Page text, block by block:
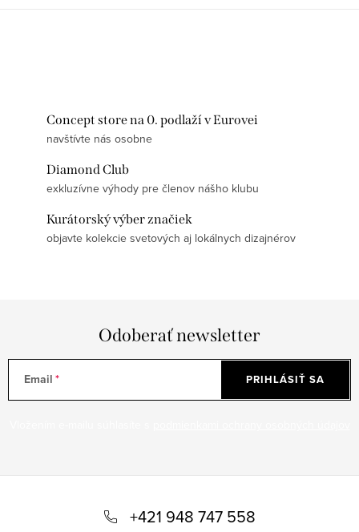
Concept store na 0. podlaží v Eurovei
navštívte nás osobne
Diamond Club
exkluzívne výhody pre členov nášho klubu
Kurátorský výber značiek
objavte kolekcie svetových aj lokálnych dizajnérov
Odoberať newsletter
Email PRIHLÁSIŤ SA
+421 948 747 558